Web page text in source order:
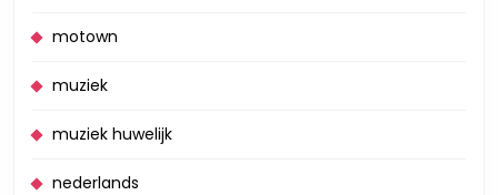
motown
muziek
muziek huwelijk
nederlands